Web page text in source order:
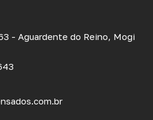
- Aguardente do Reino, Mogi